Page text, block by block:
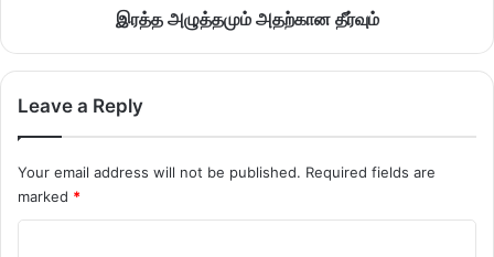
இரத்த அழுத்தமும் அதற்கான தீர்வும்
Leave a Reply
Your email address will not be published. Required fields are
marked *